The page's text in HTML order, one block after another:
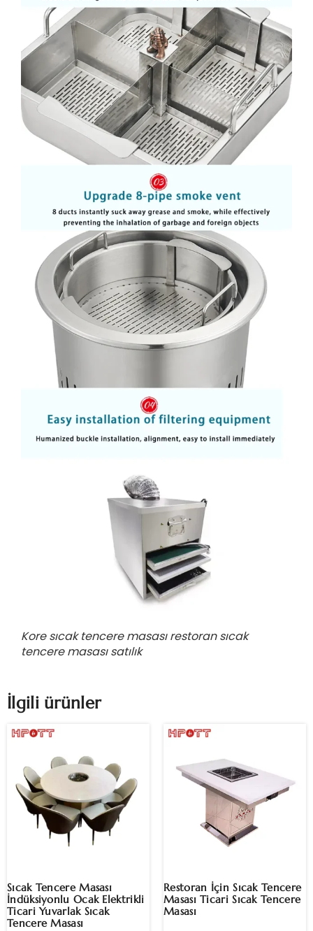
Kore sıcak tencere masası restoran sıcak
tencere masası satılık
İlgili ürünler
Sıcak Tencere Masası
İndüksiyonlu Ocak Elektrikli
Ticari Yuvarlak Sıcak
Tencere Masası
Restoran İçin Sıcak Tencere
Masası Ticari Sıcak Tencere
Masası